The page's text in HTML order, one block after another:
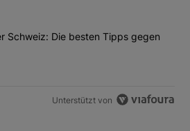
Titel "Tanken in der Schweiz: Die
Schweiz: Die besten Tipps gegen
Unterstützt von